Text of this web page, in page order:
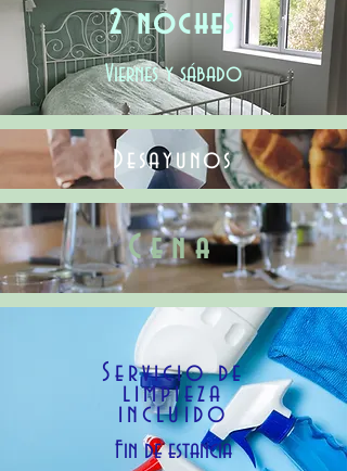
2 noches
Viernes y sábado
Desayunos
Cena
Servicio de
limpieza
incluido
Fin de estancia